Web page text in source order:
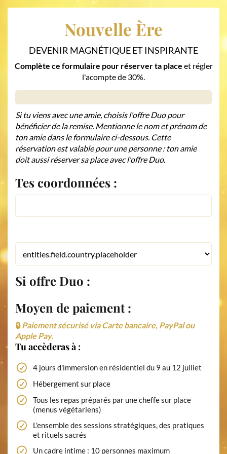
Nouvelle Ère
DEVENIR MAGNÉTIQUE ET INSPIRANTE
Complète ce formulaire pour réserver ta place et régler
l'acompte de 30%.
Si tu viens avec une amie, choisis l'offre Duo pour
bénéficier de la remise. Mentionne le nom et prénom de
ton amie dans le formulaire ci-dessous. Cette
réservation est valable pour une personne : ton amie
doit aussi réserver sa place avec l'offre Duo.
Tes coordonnées :
Si offre Duo :
Moyen de paiement :
🔒Paiement sécurisé via Carte bancaire, PayPal ou
Apple Pay.
Tu accèderas à :
4 jours d'immersion en résidentiel du 9 au 12 juillet
Hébergement sur place
Tous les repas préparés par une cheffe sur place
(menus végétariens)
L'ensemble des sessions stratégiques, des pratiques
et rituels sacrés
Un cadre intime : 10 personnes maximum